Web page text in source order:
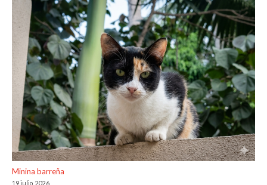
Minina barreña
19 julio, 2026